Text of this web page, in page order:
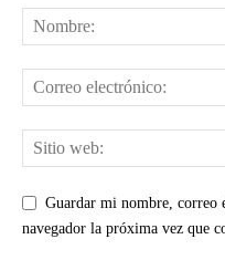
Guardar mi nombre, correo
navegador la próxima vez que